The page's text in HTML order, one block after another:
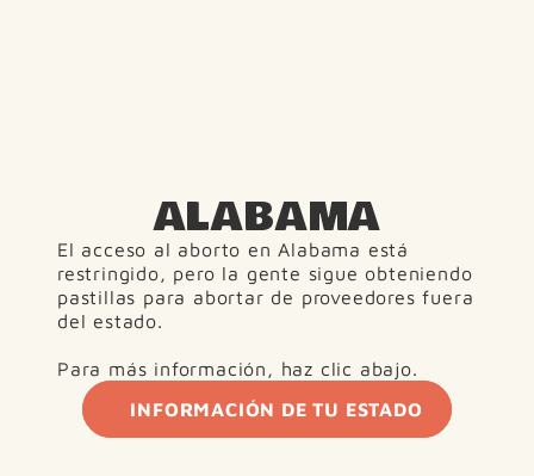
ALABAMA
El acceso al aborto en Alabama está
restringido, pero la gente sigue obteniendo
pastillas para abortar de proveedores fuera
del estado.
Para más información, haz clic abajo.
INFORMACIÓN DE TU ESTADO